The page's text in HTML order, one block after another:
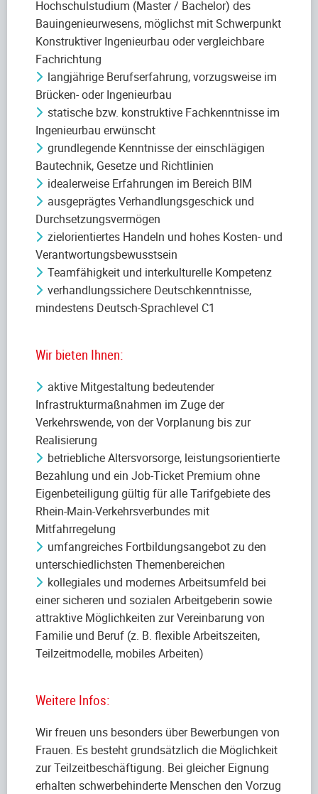
Hochschulstudium (Master / Bachelor) des
Bauingenieurwesens, möglichst mit Schwerpunkt
Konstruktiver Ingenieurbau oder vergleichbare
Fachrichtung
langjährige Berufserfahrung, vorzugsweise im
Brücken- oder Ingenieurbau
statische bzw. konstruktive Fachkenntnisse im
Ingenieurbau erwünscht
grundlegende Kenntnisse der einschlägigen
Bautechnik, Gesetze und Richtlinien
idealerweise Erfahrungen im Bereich BIM
ausgeprägtes Verhandlungsgeschick und
Durchsetzungsvermögen
zielorientiertes Handeln und hohes Kosten- und
Verantwortungsbewusstsein
Teamfähigkeit und interkulturelle Kompetenz
verhandlungssichere Deutschkenntnisse,
mindestens Deutsch-Sprachlevel C1
Wir bieten Ihnen:
aktive Mitgestaltung bedeutender
Infrastrukturmaßnahmen im Zuge der
Verkehrswende, von der Vorplanung bis zur
Realisierung
betriebliche Altersvorsorge, leistungsorientierte
Bezahlung und ein Job-Ticket Premium ohne
Eigenbeteiligung gültig für alle Tarifgebiete des
Rhein-Main-Verkehrsverbundes mit
Mitfahrregelung
umfangreiches Fortbildungsangebot zu den
unterschiedlichsten Themenbereichen
kollegiales und modernes Arbeitsumfeld bei
einer sicheren und sozialen Arbeitgeberin sowie
attraktive Möglichkeiten zur Vereinbarung von
Familie und Beruf (z. B. flexible Arbeitszeiten,
Teilzeitmodelle, mobiles Arbeiten)
Weitere Infos:
Wir freuen uns besonders über Bewerbungen von
Frauen. Es besteht grundsätzlich die Möglichkeit
zur Teilzeitbeschäftigung. Bei gleicher Eignung
erhalten schwerbehinderte Menschen den Vorzug